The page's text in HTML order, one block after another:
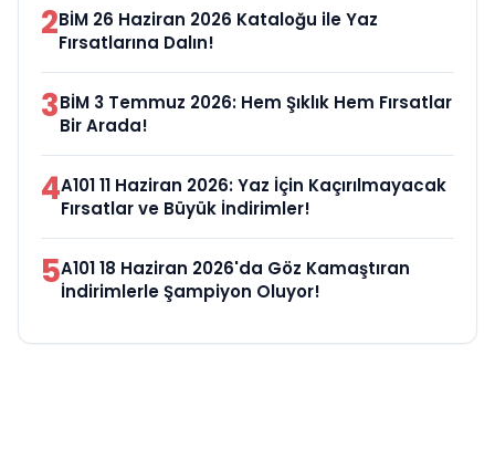
2BİM 26 Haziran 2026 Kataloğu ile Yaz
Fırsatlarına Dalın!
3BİM 3 Temmuz 2026: Hem Şıklık Hem Fırsatlar
Bir Arada!
4A101 11 Haziran 2026: Yaz İçin Kaçırılmayacak
Fırsatlar ve Büyük İndirimler!
5A101 18 Haziran 2026'da Göz Kamaştıran
İndirimlerle Şampiyon Oluyor!